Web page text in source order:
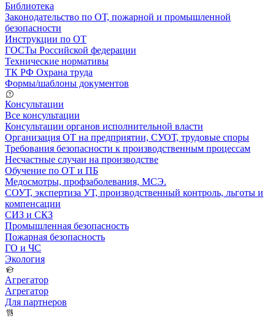
Библиотека
Законодательство по ОТ, пожарной и промышленной
безопасности
Инструкции по ОТ
ГОСТы Российской федерации
Технические нормативы
ТК РФ Охрана труда
Формы/шаблоны документов
Консультации
Все консультации
Консультации органов исполнительной власти
Организация ОТ на предприятии, СУОТ, трудовые споры
Требования безопасности к производственным процессам
Несчастные случаи на производстве
Обучение по ОТ и ПБ
Медосмотры, профзаболевания, МСЭ.
СОУТ, экспертиза УТ, производственный контроль, льготы и
компенсации
СИЗ и СКЗ
Промышленная безопасность
Пожарная безопасность
ГО и ЧС
Экология
Агрегатор
Агрегатор
Для партнеров